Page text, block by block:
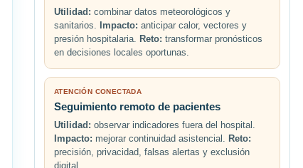
Utilidad: combinar datos meteorológicos y
sanitarios. Impacto: anticipar calor, vectores y
presión hospitalaria. Reto: transformar pronósticos
en decisiones locales oportunas.
ATENCIÓN CONECTADA
Seguimiento remoto de pacientes
Utilidad: observar indicadores fuera del hospital.
Impacto: mejorar continuidad asistencial. Reto:
precisión, privacidad, falsas alertas y exclusión
digital.